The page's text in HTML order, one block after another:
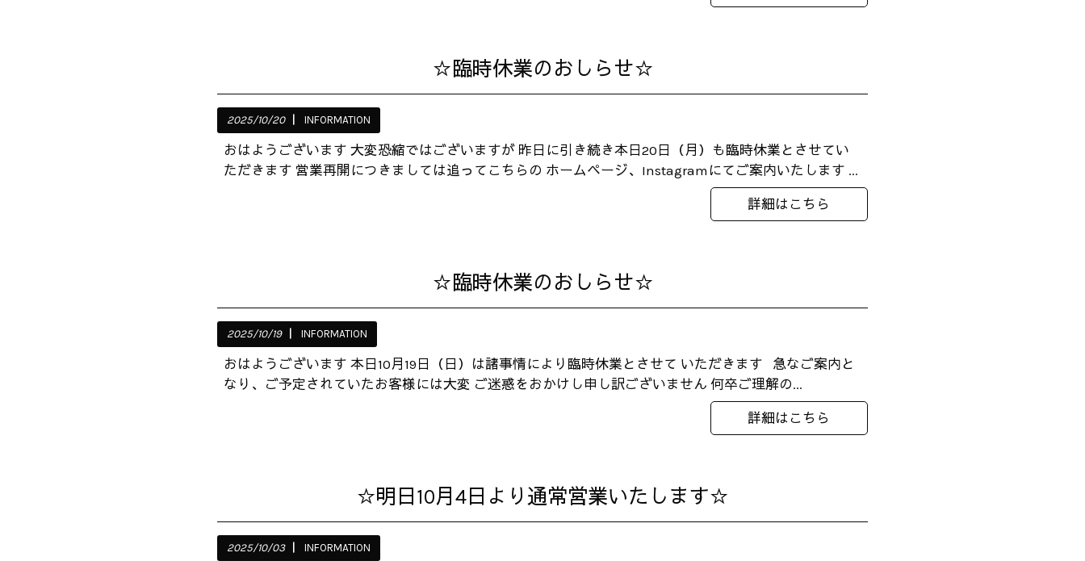
☆臨時休業のおしらせ☆
2025/10/20 INFORMATION
おはようございます 大変恐縮ではございますが 昨日に引き続き本日20日（月）も臨時休業とさせてい
ただきます 営業再開につきましては追ってこちらの ホームページ、Instagramにてご案内いたします ...
詳細はこちら
☆臨時休業のおしらせ☆
2025/10/19 INFORMATION
おはようございます 本日10月19日（日）は諸事情により臨時休業とさせて いただきます 急なご案内と
なり、ご予定されていたお客様には大変 ご迷惑をおかけし申し訳ございません 何卒ご理解の...
詳細はこちら
☆明日10月4日より通常営業いたします☆
2025/10/03 INFORMATION